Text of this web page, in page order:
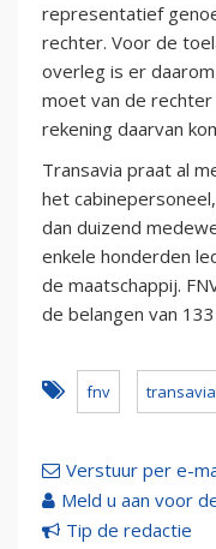
representatief
rechter. Voor de
overleg is er
moet van de
rekening daarvan
Transavia praat al
het
dan duizend
enkele honderden
de maatschappij.
de belangen van
fnv transavia
Verstuur per e-
Meld u aan voor
Tip de redactie